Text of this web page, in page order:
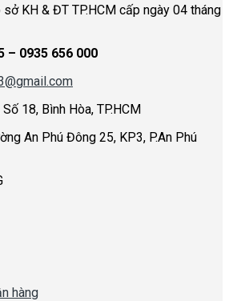
KH & ĐT TP.HCM cấp ngày 04 tháng
– 0935 656 000
18, Bình Hòa, TP.HCM
An Phú Đông 25, KP3, P.An Phú
hàng